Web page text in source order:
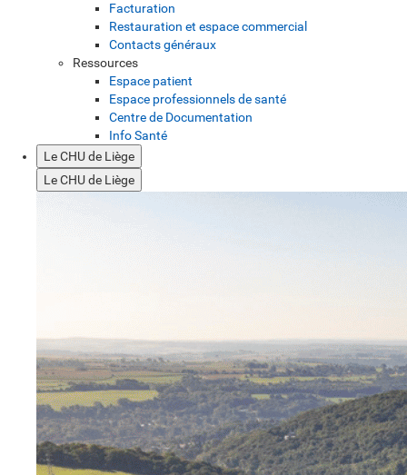
Facturation
Restauration et espace commercial
Contacts généraux
Ressources
Espace patient
Espace professionnels de santé
Centre de Documentation
Info Santé
Le CHU de Liège
Le CHU de Liège